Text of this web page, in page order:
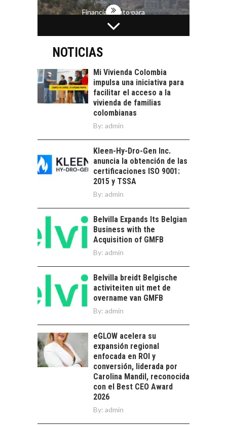
Financiamiento para
pymes en Chile:
alternativas que
crédito…
EL CRECIMIENTO DE
LOS SERVICIOS
DIGITALES
EXPORTADOS DESDE
CHILE
El auge de las
exportaciones de
servicios digitales en
Chile:…
TURISMO EN EL
DESIERTO DE
OPORTUNIDADES
PARA EL
DESARROLLO LOCAL
El Desierto de
Atacama: Motor
Desarrollo Turístico…
LA IMPORTANCIA DE
DIVERSIFICAR LAS
EXPORTACIONES
CHILENAS
La diversificación de
las exportaciones
chilenas: clave para un
crecimiento…
CHILE COMO HUB
TECNOLÓGICO DE
AMÉRICA LATINA:
AVANCES Y DESAFÍOS
tecnológico de
América Latina:
avances y desafíos…
LA
TRANSFORMACIÓN
DE LOS RECURSOS
HUMANOS EN LAS
EMPRESAS
CHILENAS
NOTICIAS
Mi Vivienda Colombia
impulsa una iniciativa para
facilitar el acceso a la
vivienda de familias
colombianas
By: admin
Kleen-Hy-Dro-Gen Inc.
anuncia la obtención de las
certificaciones ISO 9001:
2015 y TSSA
By: admin
Belvilla Expands Its Belgian
Business with the
Acquisition of GMFB
By: admin
Belvilla breidt Belgische
activiteiten uit met de
overname van GMFB
By: admin
eGLOW acelera su
expansión regional
enfocada en ROI y
conversión, liderada por
Carolina Mandil, reconocida
con el Best CEO Award
2026
By: admin